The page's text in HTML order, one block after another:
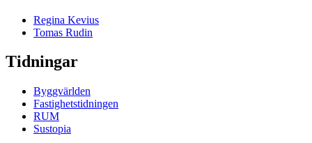
Regina Kevius
Tomas Rudin
Tidningar
Byggvärlden
Fastighetstidningen
RUM
Sustopia